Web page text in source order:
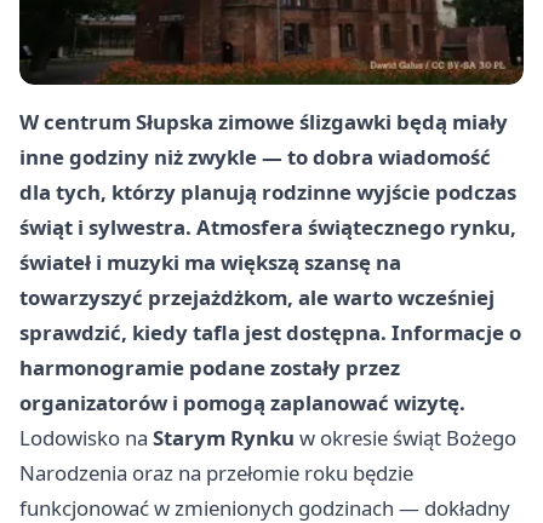
W centrum Słupska zimowe ślizgawki będą miały
inne godziny niż zwykle — to dobra wiadomość
dla tych, którzy planują rodzinne wyjście podczas
świąt i sylwestra. Atmosfera świątecznego rynku,
świateł i muzyki ma większą szansę na
towarzyszyć przejażdżkom, ale warto wcześniej
sprawdzić, kiedy tafla jest dostępna. Informacje o
harmonogramie podane zostały przez
organizatorów i pomogą zaplanować wizytę.
Lodowisko na Starym Rynku w okresie świąt Bożego
Narodzenia oraz na przełomie roku będzie
funkcjonować w zmienionych godzinach — dokładny